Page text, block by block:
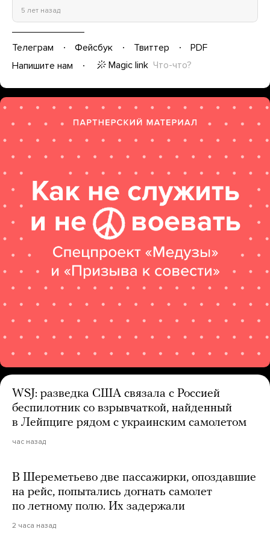
5 лет назад
Телеграм Фейсбук Твиттер
PDF
Напишите нам
Magic link Что-что?
WSJ: разведка США связала с Россией
беспилотник со взрывчаткой, найденный
в Лейпциге рядом с украинским самолетом
час назад
В Шереметьево две пассажирки, опоздавшие
на рейс, попытались догнать самолет
по летному полю. Их задержали
2 часа назад